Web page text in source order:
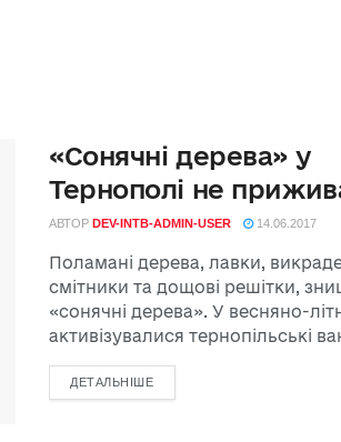
«Сонячні дерева» у
Тернополі не
АВТОР DEV-INTB-ADMIN-USER 14.06.2017
Поламані дерева, лавки,
смітники та дощові решітки,
«сонячні дерева». У весняно-
активізувалися тернопільські
ДЕТАЛЬНІШЕ